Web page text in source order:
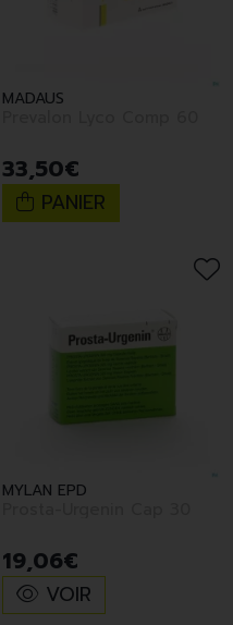
MADAUS
33,50€
PANIER
MYLAN EPD
19,06€
VOIR